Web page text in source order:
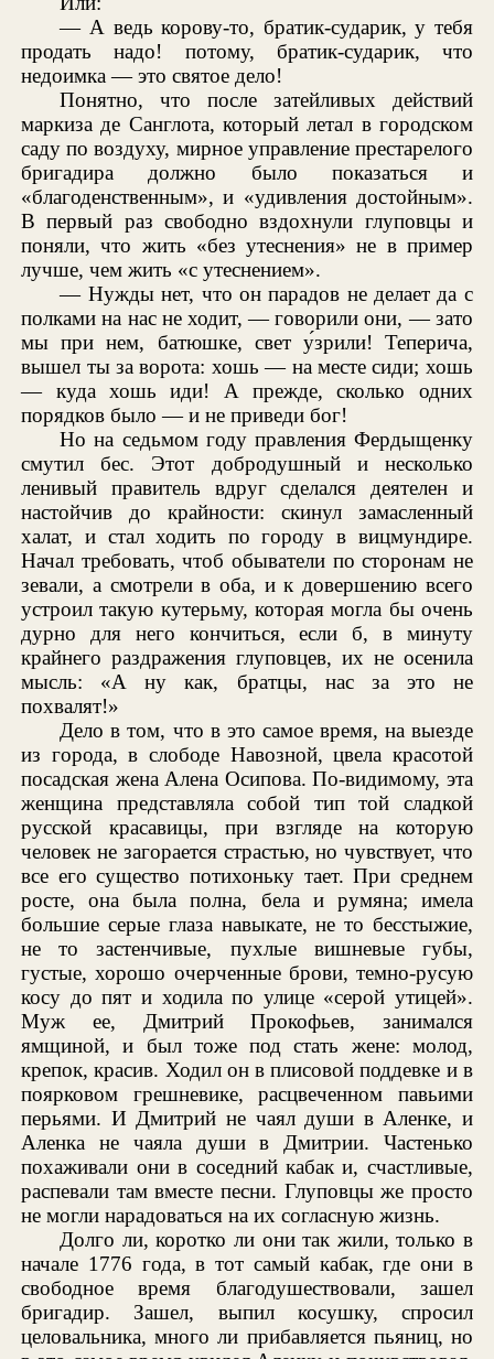
— А ведь корову-то, братик-сударик, у тебя
продать надо! потому, братик-сударик, что
недоимка — это святое дело!
Понятно, что после затейливых действий
маркиза де Санглота, который летал в городском
саду по воздуху, мирное управление престарелого
бригадира должно было показаться и
«благоденственным», и «удивления достойным».
В первый раз свободно вздохнули глуповцы и
поняли, что жить «без утеснения» не в пример
лучше, чем жить «с утеснением».
— Нужды нет, что он парадов не делает да с
полками на нас не ходит, — говорили они, — зато
мы при нем, батюшке, свет у́зрили! Теперича,
вышел ты за ворота: хошь — на месте сиди; хошь
— куда хошь иди! А прежде, сколько одних
порядков было — и не приведи бог!
Но на седьмом году правления Фердыщенку
смутил бес. Этот добродушный и несколько
ленивый правитель вдруг сделался деятелен и
настойчив до крайности: скинул замасленный
халат, и стал ходить по городу в вицмундире.
Начал требовать, чтоб обыватели по сторонам не
зевали, а смотрели в оба, и к довершению всего
устроил такую кутерьму, которая могла бы очень
дурно для него кончиться, если б, в минуту
крайнего раздражения глуповцев, их не осенила
мысль: «А ну как, братцы, нас за это не
похвалят!»
Дело в том, что в это самое время, на выезде
из города, в слободе Навозной, цвела красотой
посадская жена Алена Осипова. По-видимому, эта
женщина представляла собой тип той сладкой
русской красавицы, при взгляде на которую
человек не загорается страстью, но чувствует, что
все его существо потихоньку тает. При среднем
росте, она была полна, бела и румяна; имела
большие серые глаза навыкате, не то бесстыжие,
не то застенчивые, пухлые вишневые губы,
густые, хорошо очерченные брови, темно-русую
косу до пят и ходила по улице «серой утицей».
Муж ее, Дмитрий Прокофьев, занимался
ямщиной, и был тоже под стать жене: молод,
крепок, красив. Ходил он в плисовой поддевке и в
поярковом грешневике, расцвеченном павьими
перьями. И Дмитрий не чаял души в Аленке, и
Аленка не чаяла души в Дмитрии. Частенько
похаживали они в соседний кабак и, счастливые,
распевали там вместе песни. Глуповцы же просто
не могли нарадоваться на их согласную жизнь.
Долго ли, коротко ли они так жили, только в
начале 1776 года, в тот самый кабак, где они в
свободное время благодушествовали, зашел
бригадир. Зашел, выпил косушку, спросил
целовальника, много ли прибавляется пьяниц, но